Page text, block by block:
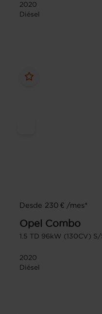
2020
Diésel
Desde 230 € /mes*
Opel Combo
1.5 TD 96kW (130CV)
2020
Diésel